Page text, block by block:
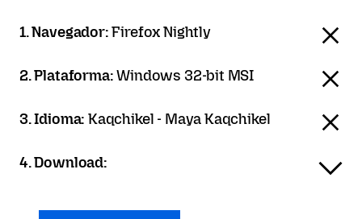
1. Navegador:Firefox Nightly
2. Plataforma:Windows 32-bit MSI
3. Idioma:Kaqchikel - Maya Kaqchikel
4. Download: